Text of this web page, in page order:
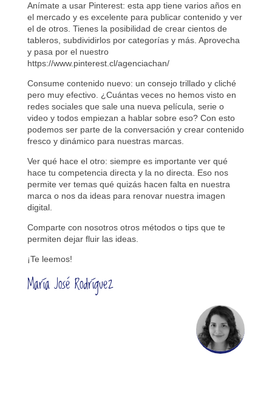
Anímate a usar Pinterest: esta app tiene varios años en
el mercado y es excelente para publicar contenido y ver
el de otros. Tienes la posibilidad de crear cientos de
tableros, subdividirlos por categorías y más. Aprovecha
y pasa por el nuestro
https://www.pinterest.cl/agenciachan/
Consume contenido nuevo: un consejo trillado y cliché
pero muy efectivo. ¿Cuántas veces no hemos visto en
redes sociales que sale una nueva película, serie o
video y todos empiezan a hablar sobre eso? Con esto
podemos ser parte de la conversación y crear contenido
fresco y dinámico para nuestras marcas.
Ver qué hace el otro: siempre es importante ver qué
hace tu competencia directa y la no directa. Eso nos
permite ver temas qué quizás hacen falta en nuestra
marca o nos da ideas para renovar nuestra imagen
digital.
Comparte con nosotros otros métodos o tips que te
permiten dejar fluir las ideas.
¡Te leemos!
María José Rodríguez